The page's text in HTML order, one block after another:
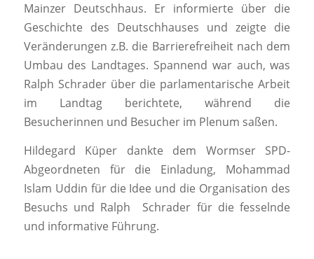
Mainzer Deutschhaus. Er informierte über die
Geschichte des Deutschhauses und zeigte die
Veränderungen z.B. die Barrierefreiheit nach dem
Umbau des Landtages. Spannend war auch, was
Ralph Schrader über die parlamentarische Arbeit
im Landtag berichtete, während die
Besucherinnen und Besucher im Plenum saßen.
Hildegard Küper dankte dem Wormser SPD-
Abgeordneten für die Einladung, Mohammad
Islam Uddin für die Idee und die Organisation des
Besuchs und Ralph Schrader für die fesselnde
und informative Führung.